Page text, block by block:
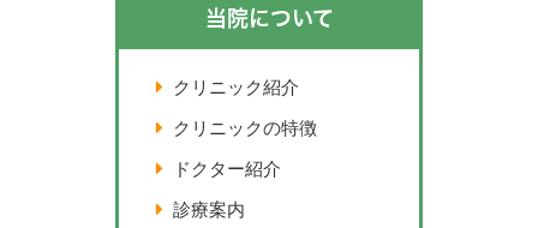
当院について
クリニック紹介
クリニックの特徴
ドクター紹介
診療案内